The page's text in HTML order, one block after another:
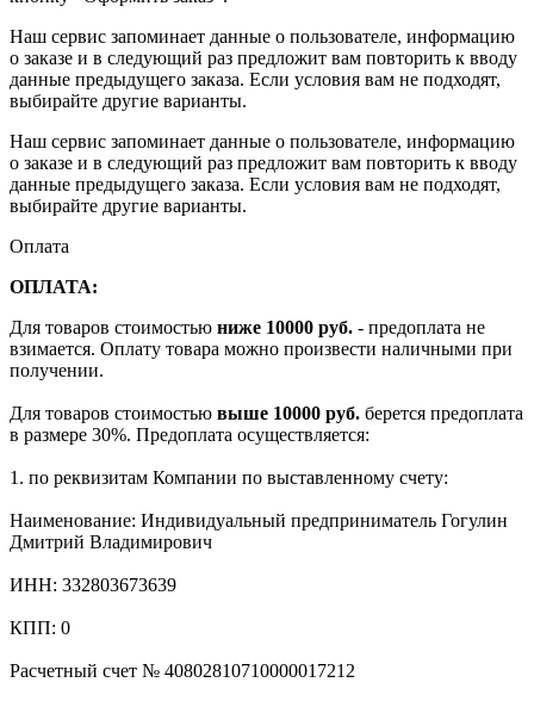
Наш сервис запоминает данные о пользователе, информацию
о заказе и в следующий раз предложит вам повторить к вводу
данные предыдущего заказа. Если условия вам не подходят,
выбирайте другие варианты.
Наш сервис запоминает данные о пользователе, информацию
о заказе и в следующий раз предложит вам повторить к вводу
данные предыдущего заказа. Если условия вам не подходят,
выбирайте другие варианты.
Оплата
ОПЛАТА:
Для товаров стоимостью ниже 10000 руб. - предоплата не
взимается. Оплату товара можно произвести наличными при
получении.
Для товаров стоимостью выше 10000 руб. берется предоплата
в размере 30%. Предоплата осуществляется:
1. по реквизитам Компании по выставленному счету:
Наименование: Индивидуальный предприниматель Гогулин
Дмитрий Владимирович
ИНН: 332803673639
КПП: 0
Расчетный счет № 40802810710000017212